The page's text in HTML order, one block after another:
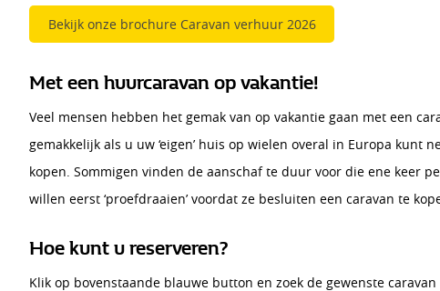
Bekijk onze brochure Caravan verhuur 2026
Met een huurcaravan op vakantie!
Veel mensen hebben het gemak van op vakantie gaan met een
gemakkelijk als u uw ‘eigen’ huis op wielen overal in Europa kunt
kopen. Sommigen vinden de aanschaf te duur voor die ene keer
willen eerst ‘proefdraaien’ voordat ze besluiten een caravan te
Hoe kunt u reserveren?
Klik op bovenstaande blauwe button en zoek de gewenste